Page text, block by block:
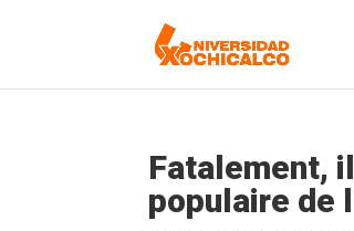
Fatalement,
populaire de